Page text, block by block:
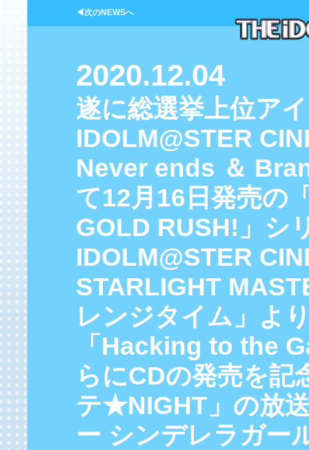
◀次のNEWSへ
2020.12.04
遂に総選挙上位ア
IDOLM@STER
Never ends ＆
て12月16日発売の
GOLD RUSH!」シ
IDOLM@STER
STARLIGHT
レンジタイム」よ
「Hacking to the
らにCDの発売を記
テ★NIGHT」の放
ー シンデレラガー